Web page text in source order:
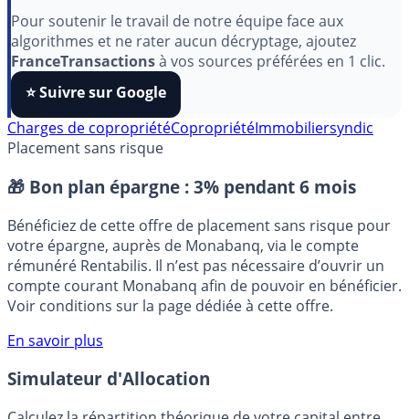
Pour soutenir le travail de notre équipe face aux
algorithmes et ne rater aucun décryptage, ajoutez
FranceTransactionsà vos sources préférées en 1 clic.
⭐️ Suivre sur Google
Charges de copropriété
Placement sans risque
🎁 Bon plan épargne : 3% pendant 6 mois
Bénéficiez de cette offre de placement sans risque pour
votre épargne, auprès de Monabanq, via le compte
rémunéré Rentabilis. Il n’est pas nécessaire d’ouvrir un
compte courant Monabanq afin de pouvoir en bénéficier.
Voir conditions sur la page dédiée à cette offre.
En savoir plus
Simulateur d'Allocation